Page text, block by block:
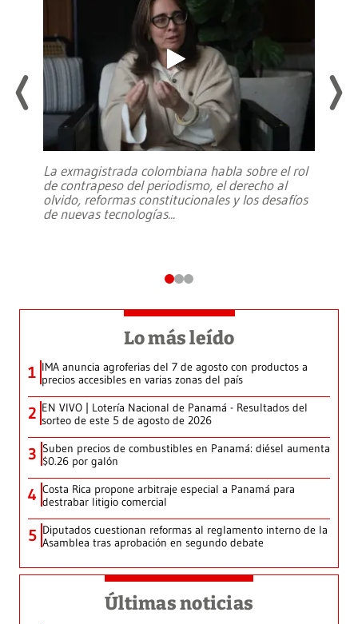
La exmagistrada colombiana habla sobre el rol
de contrapeso del periodismo, el derecho al
olvido, reformas constitucionales y los desafíos
de nuevas tecnologías...
Lo más leído
1 IMA anuncia agroferias del 7 de agosto con productos a
precios accesibles en varias zonas del país
2 EN VIVO | Lotería Nacional de Panamá - Resultados del
sorteo de este 5 de agosto de 2026
3 Suben precios de combustibles en Panamá: diésel aumenta
$0.26 por galón
4 Costa Rica propone arbitraje especial a Panamá para
destrabar litigio comercial
5 Diputados cuestionan reformas al reglamento interno de la
Asamblea tras aprobación en segundo debate
Últimas noticias